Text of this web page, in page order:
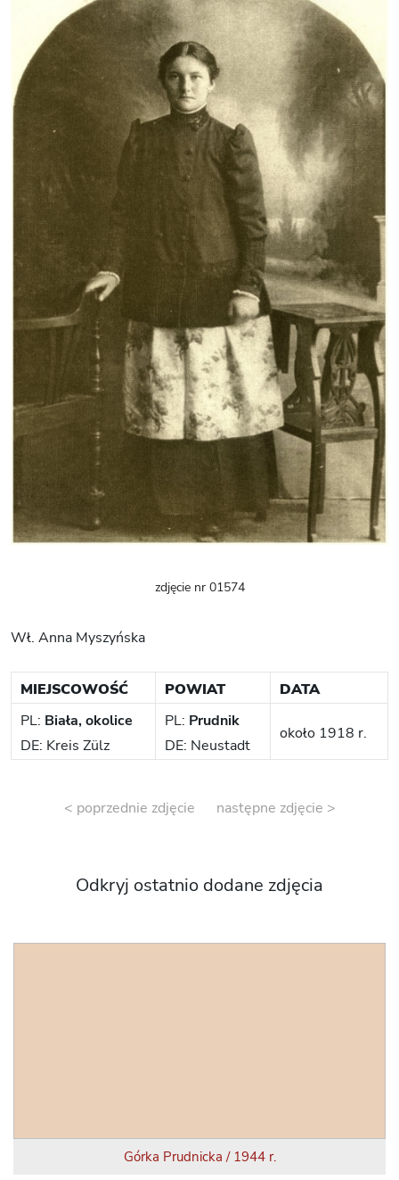
zdjęcie nr 01574
Wł. Anna Myszyńska
MIEJSCOWOŚĆ POWIAT
DATA
PL: Biała, okolice
DE: Kreis Zülz
PL: Prudnik
DE: Neustadt
około 1918 r.
< poprzednie zdjęcie następne zdjęcie >
Odkryj ostatnio dodane zdjęcia
Górka Prudnicka / 1944 r.